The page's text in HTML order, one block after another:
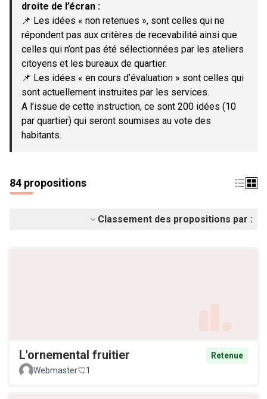
droite de l’écran :
📌 Les idées « non retenues », sont celles qui ne
répondent pas aux critères de recevabilité ainsi que
celles qui n’ont pas été sélectionnées par les ateliers
citoyens et les bureaux de quartier.
📌 Les idées « en cours d’évaluation » sont celles qui
sont actuellement instruites par les services.
A l’issue de cette instruction, ce sont 200 idées (10
par quartier) qui seront soumises au vote des
habitants.
84 propositions
Classement des propositions par :
L'ornemental fruitier
Retenue
Webmaster
1